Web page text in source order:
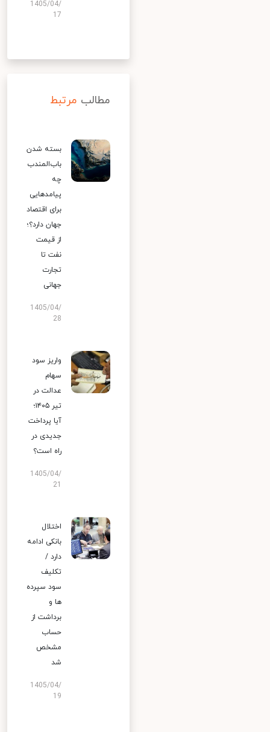
1405/04/
17
مطالب مرتبط
بسته شدن
باب‌المندب
چه
پیامدهایی
برای اقتصاد
جهان دارد؟؛
از قیمت
نفت تا
تجارت
جهانی
1405/04/
28
واریز سود
سهام
عدالت در
تیر ۱۴۰۵؛
آیا پرداخت
جدیدی در
راه است؟
1405/04/
اختلال
بانکی ادامه
دارد /
تکلیف
سود سپرده
ها و
برداشت از
حساب
مشخص
شد
1405/04/
19